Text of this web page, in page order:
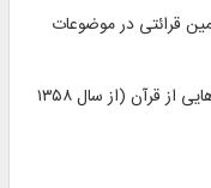
قرائتی در موضوعات
– صوت و متن برنامه‏ تلويزيونى درس‌ هايى از قرآن (از سال ۱۳۵۸